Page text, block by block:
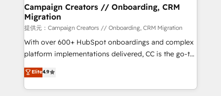
empowering our clients and developing their
autonomy. Get to grips with HubSpot through
guided implementation and seamless integration of
the CRM platform into your digital ecosystem. Would
you like support in deploying your inbound
to your needs and sales objectives. With 125+
certifications, we are part of the most certified
Campaign Creators // Onboarding, CRM
Migration
提供元：Campaign Creators // Onboarding, CRM Migration
With over 600+ HubSpot onboardings and complex
platform implementations delivered, CC is the go-to
Elite Solutions Partner for businesses ready to
migrate, replatform, and scale smarter. We specialize
in high-impact CRM and CMS migrations and
Elite4.9